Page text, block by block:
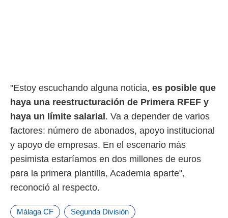
publicidad
1199
"Estoy escuchando alguna noticia, es posible que
haya una reestructuración de Primera RFEF y
haya un límite salarial. Va a depender de varios
factores: número de abonados, apoyo institucional
y apoyo de empresas. En el escenario más
pesimista estaríamos en dos millones de euros
para la primera plantilla, Academia aparte",
reconoció al respecto.
Málaga CF Segunda División